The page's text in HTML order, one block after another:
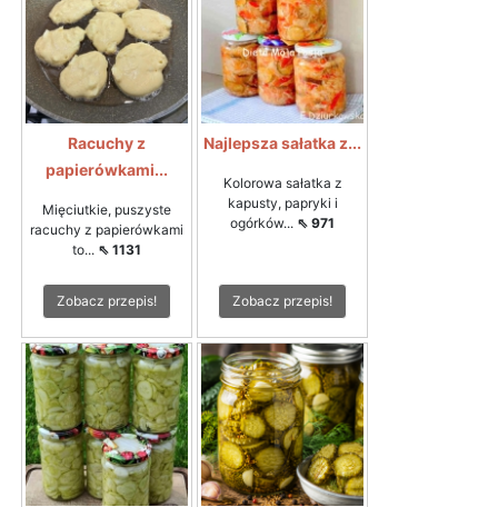
Racuchy z
papierówkami...
Mięciutkie, puszyste
racuchy z papierówkami
to... ⇖ 1131
Zobacz przepis!
Najlepsza sałatka z...
Kolorowa sałatka z
kapusty, papryki i
ogórków... ⇖ 971
Zobacz przepis!